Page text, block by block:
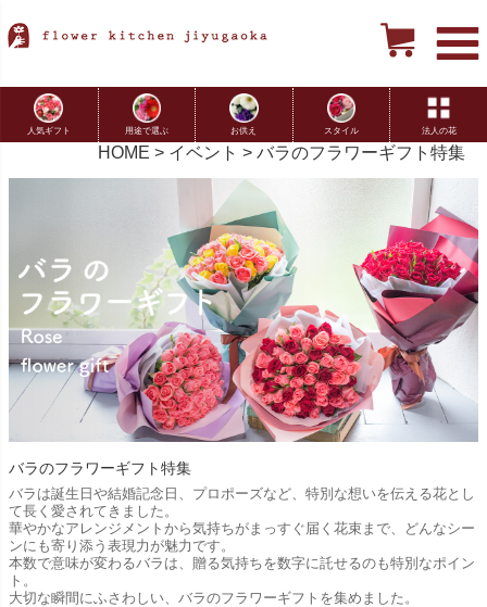
人気ギフト 用途で選ぶ お供え スタイル 法人の花
HOME イベント バラのフラワーギフト特集
バラのフラワーギフト特集
バラは誕生日や結婚記念日、プロポーズなど、特別な想いを伝える花とし
て長く愛されてきました。
華やかなアレンジメントから気持ちがまっすぐ届く花束まで、どんなシー
ンにも寄り添う表現力が魅力です。
本数で意味が変わるバラは、贈る気持ちを数字に託せるのも特別なポイン
ト。
大切な瞬間にふさわしい、バラのフラワーギフトを集めました。